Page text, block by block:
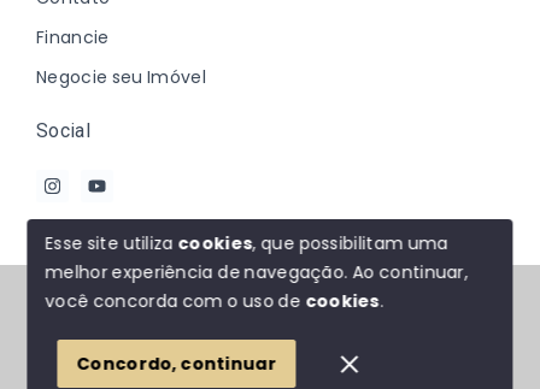
Financie
Negocie seu Imóvel
Social
© Copyright 2026 - Johanna Marques - Todos os
SITE PARA IMOBILIARIA
Esse site utiliza cookies, que possibilitam uma
melhor experiência de navegação.Ao continuar,
você concorda com o uso de cookies.
Concordo, continuar